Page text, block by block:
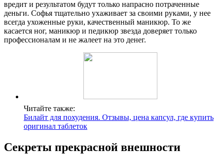
вредит и результатом будут только напрасно потраченные
деньги. Софья тщательно ухаживает за своими руками, у нее
всегда ухоженные руки, качественный маникюр. То же
касается ног, маникюр и педикюр звезда доверяет только
профессионалам и не жалеет на это денег.
Читайте также:
Билайт для похудения. Отзывы, цена капсул, где купить
оригинал таблеток
Секреты прекрасной внешности